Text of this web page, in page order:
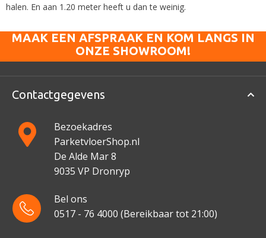
halen. En aan 1.20 meter heeft u dan te weinig.
MAAK EEN AFSPRAAK EN KOM LANGS IN
ONZE SHOWROOM!
Contactgegevens
Bezoekadres
ParketvloerShop.nl
De Alde Mar 8
9035 VP Dronryp
Bel ons
0517 - 76 4000 (Bereikbaar tot 21:00)